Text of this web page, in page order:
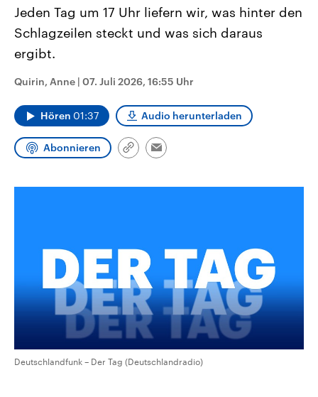
USA
Aktuelle Beiträge, Analysen und
Hintergründe
Wirtschaftlich und militärisch
gehören die Vereinigten Staaten zu
mit großem Einfluss auf das
aktuelle Weltgeschehen.
Nahostkonflikt
Aktuelle Lage und
Der Überfall der
Diese wird wie die
Sendungen Programm Podcasts
Audio-Archiv
Jeden Tag um 17 Uhr liefern wir, was hinter den
Schlagzeilen steckt und was sich daraus
ergibt.
Quirin, Anne | 07. Juli 2026, 16:55 Uhr
Hören 01:37 Audio herunterladen
Abonnieren
Link
Email
Deutschlandfunk – Der Tag (Deutschlandradio)